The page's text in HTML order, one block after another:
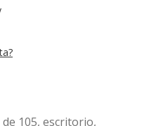
105, escritorio,